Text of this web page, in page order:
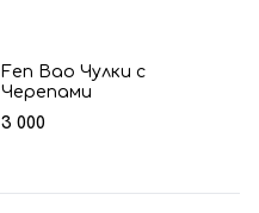
Fen Bao Чулки с
Черепами
3 000